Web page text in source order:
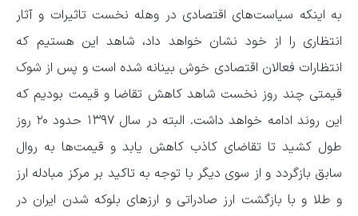
به اینکه سیاست‌های اقتصادی در وهله نخست تاثیرات و آثار
انتظاری را از خود نشان خواهد داد، شاهد این هستیم که
انتظارات فعالان اقتصادی خوش بینانه شده است و پس از شوک
قیمتی چند روز نخست شاهد کاهش تقاضا و قیمت بودیم که
این روند ادامه خواهد داشت. البته در سال ۱۳۹۷ حدود ۲۰ روز
طول کشید تا تقاضای کاذب کاهش یابد و قیمت‌ها به روال
سابق بازگردد و از سوی دیگر با توجه به تاکید بر مرکز مبادله ارز
و طلا و با بازگشت ارز صادراتی و ارزهای بلوکه شدن ایران در